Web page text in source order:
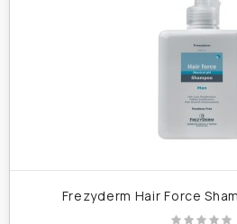
Frezyderm Hair Force